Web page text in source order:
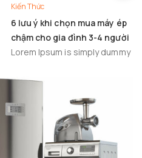
Kiến Thức
6 lưu ý khi chọn mua máy ép
chậm cho gia đình 3-4 người
Lorem Ipsum is simply dummy